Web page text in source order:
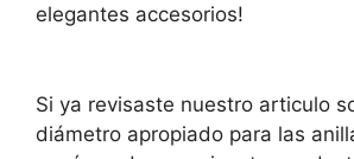
elegantes accesorios!
Si ya revisaste nuestro articulo
diámetro apropiado para las